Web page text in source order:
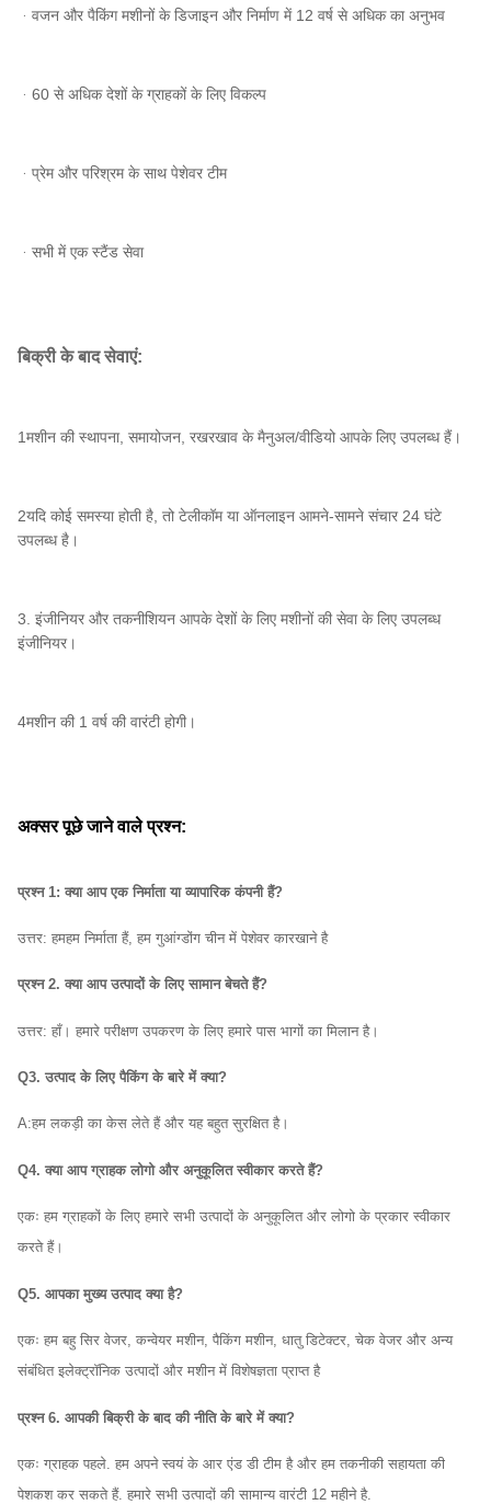
ᆞवजन और पैकिंग मशीनों के डिजाइन और निर्माण में 12 वर्ष से अधिक का अनुभव
ᆞ60 से अधिक देशों के ग्राहकों के लिए विकल्प
ᆞप्रेम और परिश्रम के साथ पेशेवर टीम
ᆞसभी में एक स्टैंड सेवा
बिक्री के बाद सेवाएं:
1मशीन की स्थापना, समायोजन, रखरखाव के मैनुअल/वीडियो आपके लिए उपलब्ध हैं।
2यदि कोई समस्या होती है, तो टेलीकॉम या ऑनलाइन आमने-सामने संचार 24 घंटे
उपलब्ध है।
3. इंजीनियर और तकनीशियन आपके देशों के लिए मशीनों की सेवा के लिए उपलब्ध
इंजीनियर।
4मशीन की 1 वर्ष की वारंटी होगी।
अक्सर पूछे जाने वाले प्रश्न:
प्रश्न 1: क्या आप एक निर्माता या व्यापारिक कंपनी हैं?
उत्तर: हमहम निर्माता हैं, हम गुआंग्डोंग चीन में पेशेवर कारखाने है
प्रश्न 2. क्या आप उत्पादों के लिए सामान बेचते हैं?
उत्तर: हाँ। हमारे परीक्षण उपकरण के लिए हमारे पास भागों का मिलान है।
Q3. उत्पाद के लिए पैकिंग के बारे में क्या?
A:हम लकड़ी का केस लेते हैं और यह बहुत सुरक्षित है।
Q4. क्या आप ग्राहक लोगो और अनुकूलित स्वीकार करते हैं?
एकः हम ग्राहकों के लिए हमारे सभी उत्पादों के अनुकूलित और लोगो के प्रकार स्वीकार
करते हैं।
Q5. आपका मुख्य उत्पाद क्या है?
एकः हम बहु सिर वेजर, कन्वेयर मशीन, पैकिंग मशीन, धातु डिटेक्टर, चेक वेजर और अन्य
संबंधित इलेक्ट्रॉनिक उत्पादों और मशीन में विशेषज्ञता प्राप्त है
प्रश्न 6. आपकी बिक्री के बाद की नीति के बारे में क्या?
एकः ग्राहक पहले. हम अपने स्वयं के आर एंड डी टीम है और हम तकनीकी सहायता की
पेशकश कर सकते हैं. हमारे सभी उत्पादों की सामान्य वारंटी 12 महीने है.